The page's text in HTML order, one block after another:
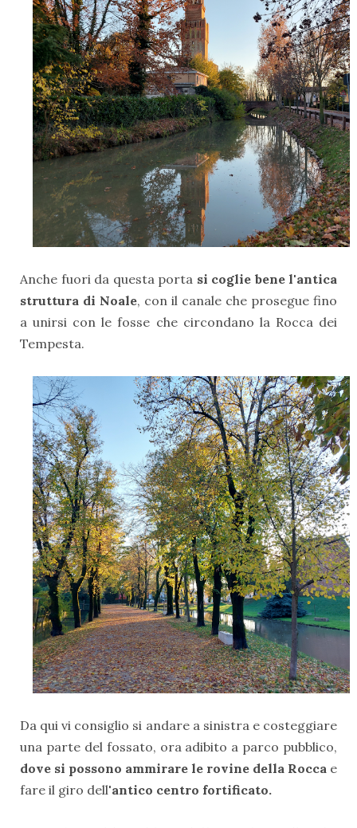
Anche fuori da questa porta si coglie bene l'antica
struttura di Noale, con il canale che prosegue fino
a unirsi con le fosse che circondano la Rocca dei
Tempesta.
Da qui vi consiglio si andare a sinistra e costeggiare
una parte del fossato, ora adibito a parco pubblico,
dove si possono ammirare le rovine della Rocca e
fare il giro dell'antico centro fortificato.